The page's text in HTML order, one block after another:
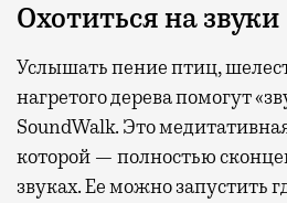
Охотиться на звуки
Услышать пение птиц,
нагретого дерева помогут
SoundWalk. Это
которой — полностью
звуках. Ее можно запустить